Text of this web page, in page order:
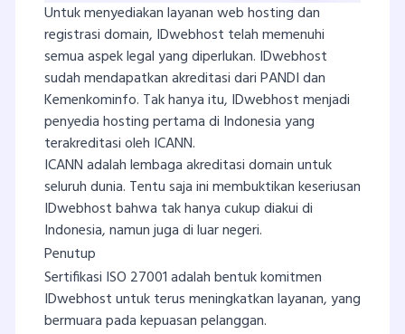
Untuk menyediakan layanan web hosting dan
registrasi domain, IDwebhost telah memenuhi
semua aspek legal yang diperlukan. IDwebhost
sudah mendapatkan akreditasi dari PANDI dan
Kemenkominfo. Tak hanya itu, IDwebhost menjadi
penyedia hosting pertama di Indonesiayang
terakreditasi oleh ICANN.
ICANN adalah lembaga akreditasi domain untuk
seluruh dunia. Tentu saja ini membuktikan keseriusan
IDwebhost bahwa tak hanya cukup diakui di
Indonesia, namun juga di luar negeri.
Penutup
Sertifikasi ISO 27001 adalah bentuk komitmen
IDwebhost untuk terus meningkatkan layanan, yang
bermuara pada kepuasan pelanggan.